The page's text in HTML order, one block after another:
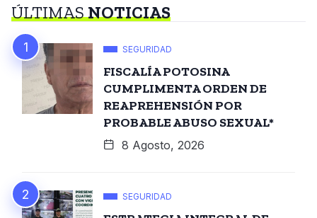
ÚLTIMASNOTICIAS
SEGURIDAD
FISCALÍA POTOSINA
CUMPLIMENTA ORDEN DE
REAPREHENSIÓN POR
PROBABLE ABUSO SEXUAL*
8 Agosto, 2026
SEGURIDAD